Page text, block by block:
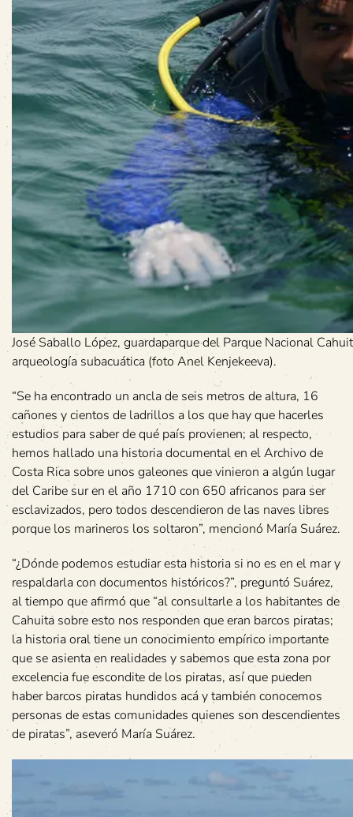
José Saballo López, guardaparque del Parque Nacional
arqueología subacuática (foto Anel Kenjekeeva).
“Se ha encontrado un ancla de seis metros de altura, 16
cañones y cientos de ladrillos a los que hay que hacerles
estudios para saber de qué país provienen; al respecto,
hemos hallado una historia documental en el Archivo de
Costa Rica sobre unos galeones que vinieron a algún lugar
del Caribe sur en el año 1710 con 650 africanos para ser
esclavizados, pero todos descendieron de las naves libres
porque los marineros los soltaron”, mencionó María Suárez.
“¿Dónde podemos estudiar esta historia si no es en el mar y
respaldarla con documentos históricos?”, preguntó Suárez,
al tiempo que afirmó que “al consultarle a los habitantes de
Cahuita sobre esto nos responden que eran barcos piratas;
la historia oral tiene un conocimiento empírico importante
que se asienta en realidades y sabemos que esta zona por
excelencia fue escondite de los piratas, así que pueden
haber barcos piratas hundidos acá y también conocemos
personas de estas comunidades quienes son descendientes
de piratas”, aseveró María Suárez.